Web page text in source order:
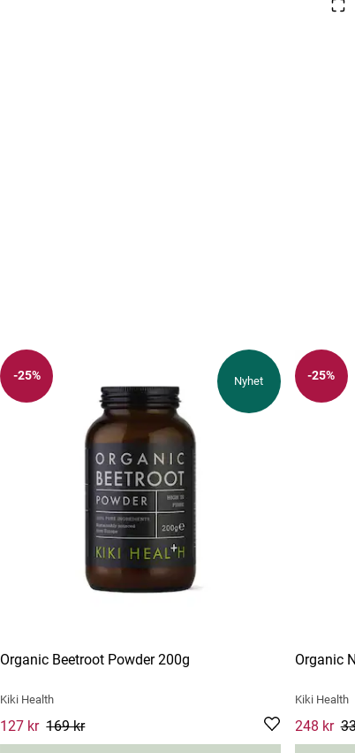
-25% Nyhet
Organic Beetroot Powder 200g
Kiki Health
Current price:
127 kr 169 kr
-25%
Organic
Kiki Health
Current
248 kr